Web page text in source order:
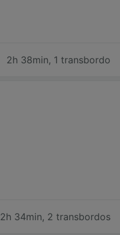
2h 38min, 1 transbordo
2h 34min, 2 transbordos